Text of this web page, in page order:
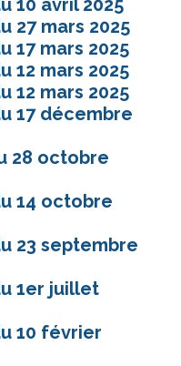
27 mars 2025
17 mars 2025
12 mars 2025
12 mars 2025
17 décembre
28 octobre
14 octobre
23 septembre
1er juillet
10 février